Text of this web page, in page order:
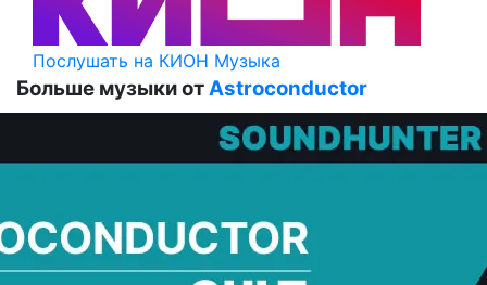
Послушать на КИОН Музыка
Больше музыки отAstroconductor